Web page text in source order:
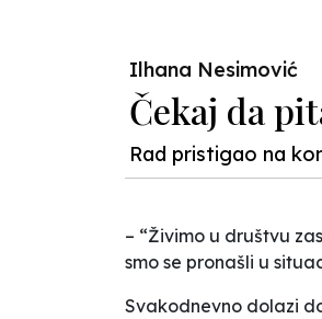
Ilhana Nesimović
Čekaj da
Rad pristigao na
– “Živimo u društvu
smo se pronašli u
Svakodnevno dolazi